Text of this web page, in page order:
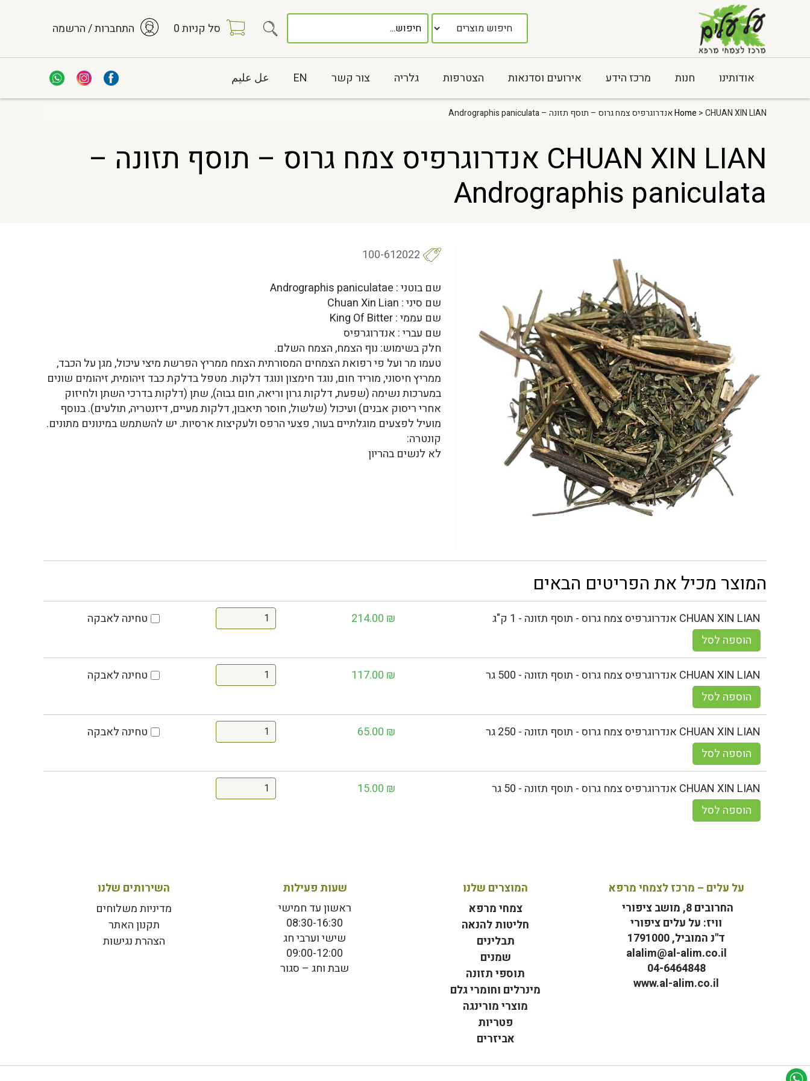
סל קניות0 התחברות / הרשמה
אודותינו חנות מרכז הידע אירועים וסדנאות הצטרפות גלריה צור קשר EN عل عليم
Home > CHUAN XIN LIAN אנדרוגרפיס צמח גרוס – תוסף תזונה – Andrographis paniculata
CHUAN XIN LIAN אנדרוגרפיס צמח גרוס – תוסף תזונה –
Andrographis paniculata
100-612022
שם בוטני : Andrographis paniculatae
שם סיני : Chuan Xin Lian
שם עממי : King Of Bitter
שם עברי : אנדרוגרפיס
חלק בשימוש: נוף הצמח, הצמח השלם.
טעמו מר ועל פי רפואת הצמחים המסורתית הצמח ממריץ הפרשת מיצי עיכול, מגן על הכבד,
ממריץ חיסוני, מוריד חום, נוגד חימצון ונוגד דלקות. מטפל בדלקת כבד זיהומית, זיהומים שונים
במערכות נשימה (שפעת, דלקות גרון וריאה, חום גבוה), שתן (דלקות בדרכי השתן ולחיזוק
אחרי ריסוק אבנים) ועיכול (שלשול, חוסר תיאבון, דלקות מעיים, דיזנטריה, תולעים). בנוסף
מועיל לפצעים מוגלתיים בעור, פצעי הרפס ולעקיצות ארסיות. יש להשתמש במינונים מתונים.
קונטרה:
לא לנשים בהריון
המוצר מכיל את הפריטים הבאים
CHUAN XIN LIAN אנדרוגרפיס צמח גרוס - תוסף תזונה - 1 ק"ג 214.00 ₪
טחינה לאבקה
הוספה לסל
CHUAN XIN LIAN אנדרוגרפיס צמח גרוס - תוסף תזונה - 500 גר 117.00 ₪
טחינה לאבקה
הוספה לסל
CHUAN XIN LIAN אנדרוגרפיס צמח גרוס - תוסף תזונה - 250 גר 65.00 ₪
טחינה לאבקה
הוספה לסל
CHUAN XIN LIAN אנדרוגרפיס צמח גרוס - תוסף תזונה - 50 גר 15.00 ₪
הוספה לסל
על עלים – מרכז לצמחי מרפא
החרובים 8, מושב ציפורי
וויז: על עלים ציפורי
ד"נ המוביל, 1791000
alalim@al-alim.co.il
04-6464848
www.al-alim.co.il
המוצרים שלנו
צמחי מרפא
חליטות להנאה
תבלינים
שמנים
תוספי תזונה
מינרלים וחומרי גלם
מוצרי מורינגה
פטריות
אביזרים
שעות פעילות
ראשון עד חמישי
08:30-16:30
שישי וערבי חג
09:00-12:00
שבת וחג – סגור
השירותים שלנו
מדיניות משלוחים
תקנון האתר
הצהרת נגישות